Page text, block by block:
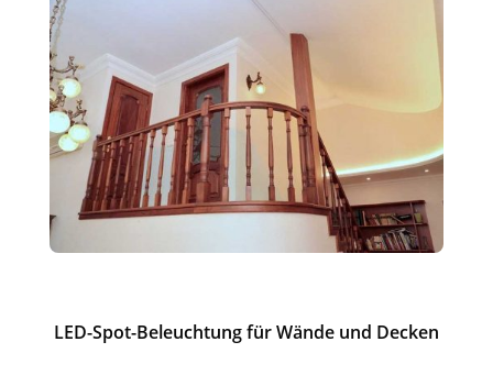
LED-Spot-Beleuchtung für Wände und Decken